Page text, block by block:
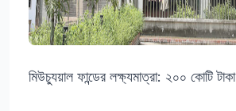
মিউচ্যুয়াল ফান্ডের লক্ষ্যমাত্রা: ২০০ কোটি টাকা